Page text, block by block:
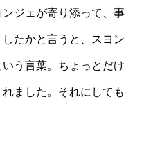
ジェが寄り添って、事
たかと言うと、スヨン
う言葉。ちょっとだけ
ました。それにしても